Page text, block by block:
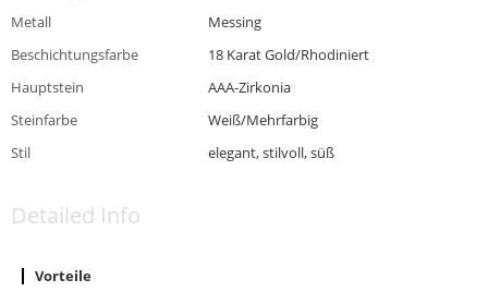
Metall
Messing
Beschichtungsfarbe
18 Karat Gold/Rhodiniert
Hauptstein
AAA-Zirkonia
Steinfarbe
Weiß/Mehrfarbig
Stil
elegant, stilvoll, süß
Detailed Info
Vorteile